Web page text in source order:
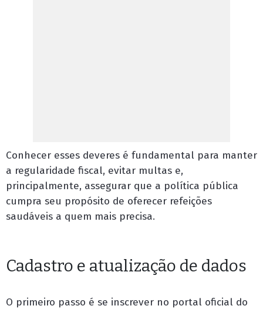
Conhecer esses deveres é fundamental para manter
a regularidade fiscal, evitar multas e,
principalmente, assegurar que a política pública
cumpra seu propósito de oferecer refeições
saudáveis a quem mais precisa.
Cadastro e atualização de dados
O primeiro passo é se inscrever no portal oficial do